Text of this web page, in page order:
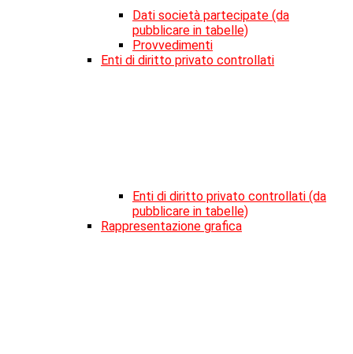
Dati società partecipate (da
pubblicare in tabelle)
Provvedimenti
Enti di diritto privato controllati
Enti di diritto privato controllati (da
pubblicare in tabelle)
Rappresentazione grafica